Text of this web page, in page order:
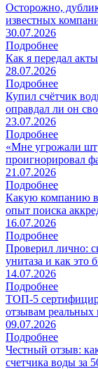
Осторожно,
известных
30.07.2026
Подробнее
Как я передал
28.07.2026
Подробнее
Купил счётчик
оправдал ли он
23.07.2026
Подробнее
«Мне угрожали
проигнорировал
21.07.2026
Подробнее
Какую компанию
опыт поиска
16.07.2026
Подробнее
Проверил лично:
унитаза и как это
14.07.2026
Подробнее
ТОП‑5
отзывам реальных
09.07.2026
Подробнее
Честный отзыв:
счетчика воды за